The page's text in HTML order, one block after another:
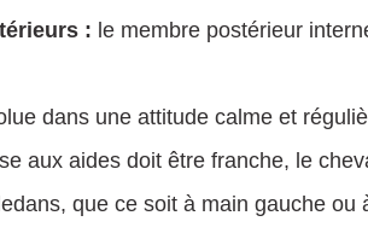
: le membre postérieur
dans une attitude calme et
aux aides doit être franche, le
que ce soit à main gauche